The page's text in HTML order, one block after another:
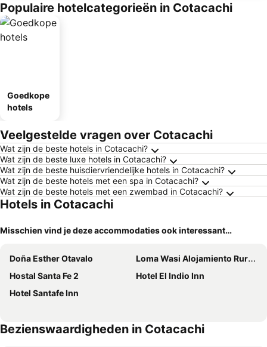
Populaire hotelcategorieën in Cotacachi
Goedkope
hotels
Veelgestelde vragen over Cotacachi
Wat zijn de beste hotels in Cotacachi?
Wat zijn de beste luxe hotels in Cotacachi?
Wat zijn de beste huisdiervriendelijke hotels in Cotacachi?
Wat zijn de beste hotels met een spa in Cotacachi?
Wat zijn de beste hotels met een zwembad in Cotacachi?
Hotels in Cotacachi
Misschien vind je deze accommodaties ook interessant…
Doña Esther Otavalo
Loma Wasi Alojamiento Rural Indígena en Cotacachi
Hostal Santa Fe 2
Hotel El Indio Inn
Hotel Santafe Inn
Bezienswaardigheden in Cotacachi